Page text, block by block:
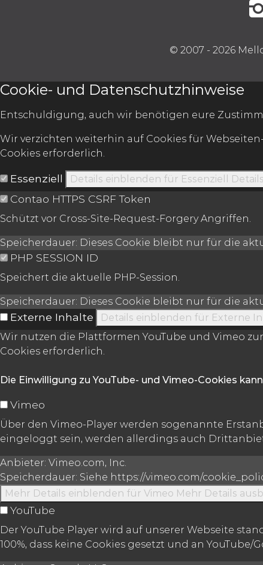
© 2007 - 2026
Cookie- und Datenschutzhinweise
Entschuldigung, auch wir benötigen eure
Wir verzichten weiterhin auf Cookies für
Cookies erforderlich.
Essenziell Details einblenden für Essenziell
Contao HTTPS CSRF Token
Schützt vor Cross-Site-Request-Forgery Angriffen.
Speicherdauer: Dieses Cookie bleibt nur für die
PHP SESSION ID
Speichert die aktuelle PHP-Session.
Speicherdauer: Dieses Cookie bleibt nur für die
Externe Inhalte Details einblenden für Externe
Wir nutzen die Plattformen YouTube und Vimeo
Cookies erforderlich.
Die Einwilligung zu YouTube- und Vimeo-Cookies
Vimeo
Über den Vimeo-Player werden sogenannte
eingeloggt sein, werden allerdings auch
Anbieter: Vimeo.com, Inc.
Speicherdauer: Siehe https://vimeo.com/
Mehr Details einblenden für Vimeo Mehr Details
YouTube
Der YouTube Player wird auf unserer Webseite
100%, dass keine Cookies gesetzt und an YouTube/